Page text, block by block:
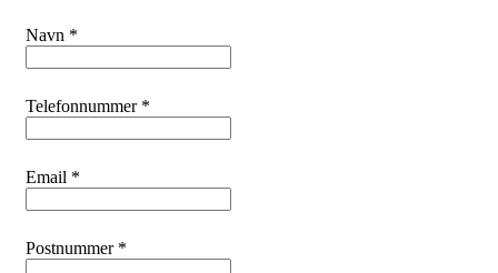
Navn *
Telefonnummer *
Email *
Postnummer *